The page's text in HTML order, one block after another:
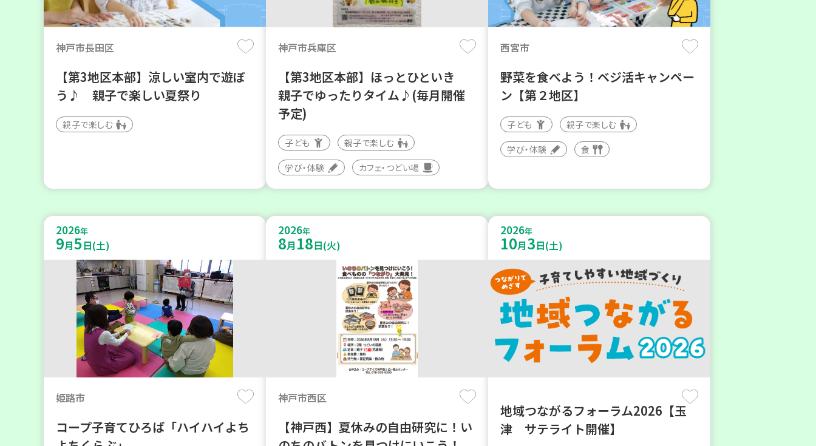
神戸市長田区
【第3地区本部】涼しい室内で遊ぼ
う♪ 親子で楽しい夏祭り
親子で楽しむ
神戸市兵庫区
【第3地区本部】ほっとひといき
親子でゆったりタイム♪(毎月開催
予定)
子ども 親子で楽しむ
学び・体験 カフェ・つどい場
西宮市
野菜を食べよう！ベジ活キャンペー
ン【第２地区】
子ども 親子で楽しむ
学び・体験 食
2026年
9月5日(土)
姫路市
コープ子育てひろば「ハイハイよち
2026年
8月 18日(火)
神戸市西区
【神戸西】夏休みの自由研究に！い
2026年
10月3日(土)
地域つながるフォーラム2026【玉
津 サテライト開催】